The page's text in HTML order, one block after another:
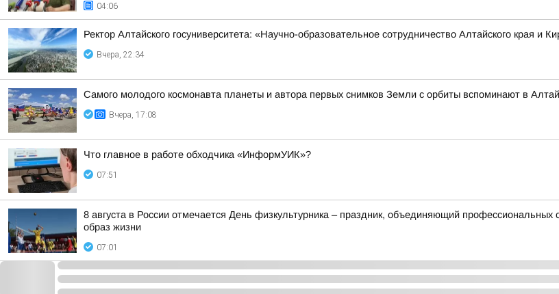
04:06
Ректор Алтайского госуниверситета: «Научно-образовательное сотрудничество Алтайского края и
Вчера, 22:34
Самого молодого космонавта планеты и автора первых снимков Земли с орбиты вспоминают в
Вчера, 17:08
Что главное в работе обходчика «ИнформУИК»?
07:51
8 августа в России отмечается День физкультурника – праздник, объединяющий профессиональных
образ жизни
07:01